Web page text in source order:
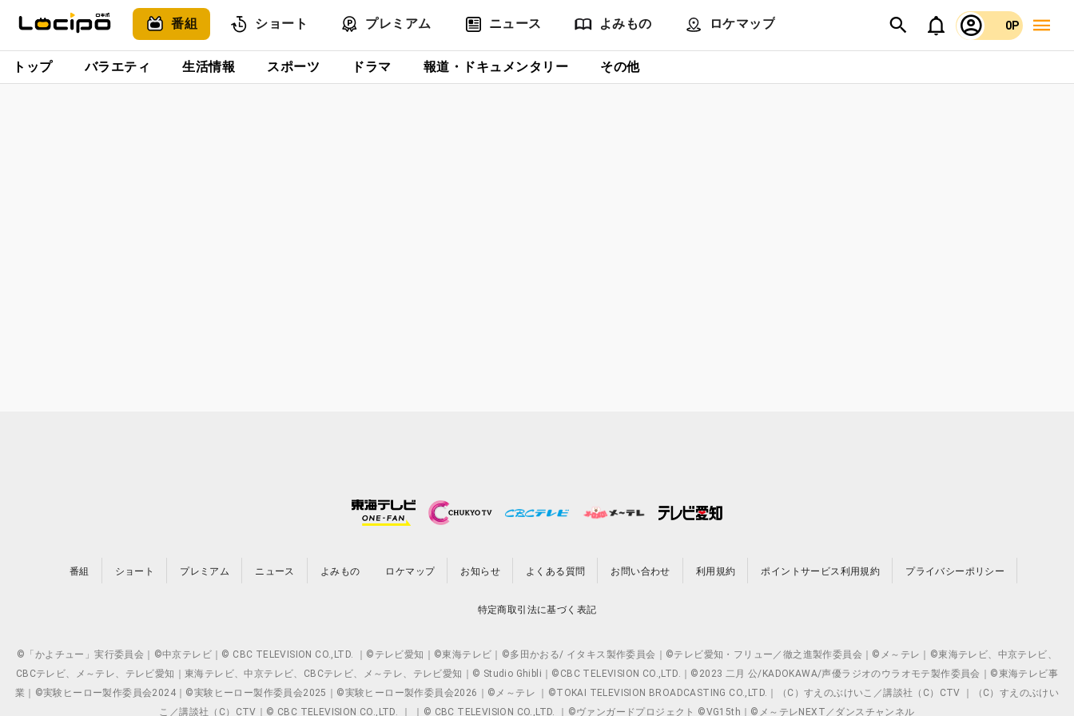
番組 ショート プレミアム ニュース よみもの ロケマップ 0P
トップ バラエティ 生活情報 スポーツ ドラマ 報道・ドキュメンタリー その他
番組 ショート プレミアム ニュース よみもの ロケマップ お知らせ よくある質問 お問い合わせ 利用規約 ポイントサービス利用規約 プライバシーポリシー
特定商取引法に基づく表記
©「かよチュー」実行委員会｜©中京テレビ｜© CBC TELEVISION CO.,LTD. ｜©テレビ愛知｜©東海テレビ｜©多田かおる/ イタキス製作委員会｜©テレビ愛知・フリュー／徹之進製作委員会｜©メ～テレ｜©東海テレビ、中京テレビ、
CBCテレビ、メ～テレ、テレビ愛知｜東海テレビ、中京テレビ、CBCテレビ、メ～テレ、テレビ愛知｜© Studio Ghibli｜©CBC TELEVISION CO.,LTD.｜©2023 二月 公/KADOKAWA/声優ラジオのウラオモテ製作委員会｜©東海テレビ事
業｜©実験ヒーロー製作委員会2024｜©実験ヒーロー製作委員会2025｜©実験ヒーロー製作委員会2026｜©メ～テレ ｜©TOKAI TELEVISION BROADCASTING CO.,LTD.｜（C）すえのぶけいこ／講談社（C）CTV ｜（C）すえのぶけい
こ／講談社（C）CTV｜© CBC TELEVISION CO.,LTD. ｜ ｜© CBC TELEVISION CO.,LTD. ｜©ヴァンガードプロジェクト ©VG15th｜©メ～テレNEXT／ダンスチャンネル